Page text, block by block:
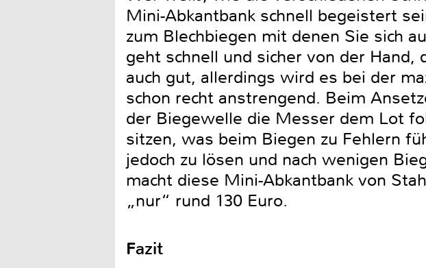
Mini-Abkantbank schnell begeistert
zum Blechbiegen mit denen Sie sich
geht schnell und sicher von der
auch gut, allerdings wird es bei der
schon recht anstrengend. Beim
der Biegewelle die Messer dem Lot
sitzen, was beim Biegen zu Fehlern
jedoch zu lösen und nach wenigen
macht diese Mini-Abkantbank von
„nur“ rund 130 Euro.
Fazit